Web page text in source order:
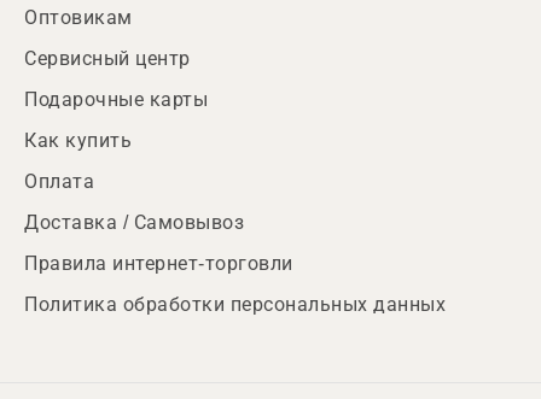
Оптовикам
Сервисный центр
Подарочные карты
Как купить
Оплата
Доставка / Самовывоз
Правила интернет-торговли
Политика обработки персональных данных